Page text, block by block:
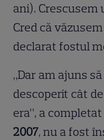
ani).
Cred că
declarat fostul
„Dar am ajuns
descoperit cât
era”, a
2007, nu a fost